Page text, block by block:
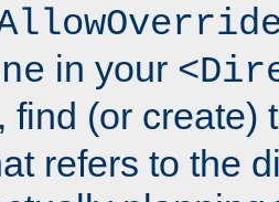
in your
find (or create)
refers to the